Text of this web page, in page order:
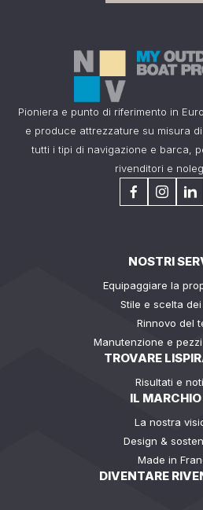
Pioniera e punto di riferimento in
e produce attrezzature su misura
tutti i tipi di navigazione e barca,
rivenditori e
NOSTRI
Equipaggiare la
Stile e scelta
Rinnovo del
Manutenzione e
TROVARE
Risultati e
IL
La nostra
Design &
Made in
DIVENTARE